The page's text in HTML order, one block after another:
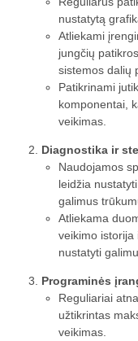
nustatytą
Atliekami
jungčių
sistemos dalių
Patikrinami
komponentai,
veikimas.
Diagnostika ir
Naudojamos
leidžia
galimus
Atliekama
veikimo istorija
nustatyti
Programinės
Reguliariai
užtikrintas
veikimas.